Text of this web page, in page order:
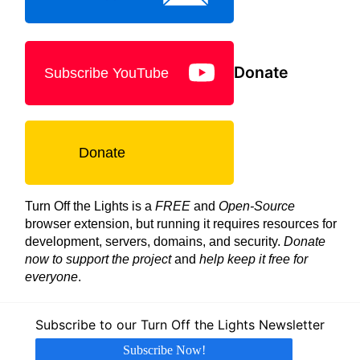
Subscribe YouTube Donate
Donate
Turn Off the Lights is a FREE and Open-Source
browser extension, but running it requires resources for
development, servers, domains, and security. Donate
now to support the projectand help keep it free for
everyone.
Subscribe to our Turn Off the Lights Newsletter
Subscribe Now!